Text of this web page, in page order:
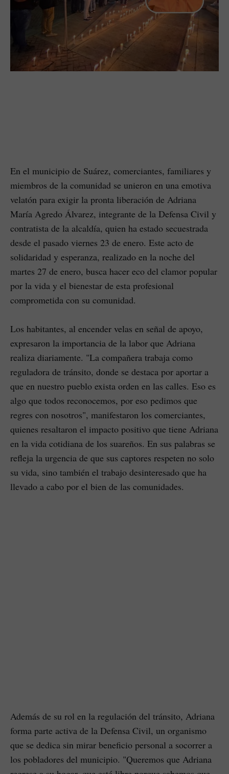
En el municipio de Suárez, comerciantes, familiares y
miembros de la comunidad se unieron en una emotiva
velatón para exigir la pronta liberación de Adriana
María Agredo Álvarez, integrante de la Defensa Civil y
contratista de la alcaldía, quien ha estado secuestrada
desde el pasado viernes 23 de enero. Este acto de
solidaridad y esperanza, realizado en la noche del
martes 27 de enero, busca hacer eco del clamor popular
por la vida y el bienestar de esta profesional
comprometida con su comunidad.
Los habitantes, al encender velas en señal de apoyo,
expresaron la importancia de la labor que Adriana
realiza diariamente. "La compañera trabaja como
reguladora de tránsito, donde se destaca por aportar a
que en nuestro pueblo exista orden en las calles. Eso es
algo que todos reconocemos, por eso pedimos que
regres con nosotros", manifestaron los comerciantes,
quienes resaltaron el impacto positivo que tiene Adriana
en la vida cotidiana de los suareños. En sus palabras se
refleja la urgencia de que sus captores respeten no solo
su vida, sino también el trabajo desinteresado que ha
llevado a cabo por el bien de las comunidades.
Además de su rol en la regulación del tránsito, Adriana
forma parte activa de la Defensa Civil, un organismo
que se dedica sin mirar beneficio personal a socorrer a
los pobladores del municipio. "Queremos que Adriana